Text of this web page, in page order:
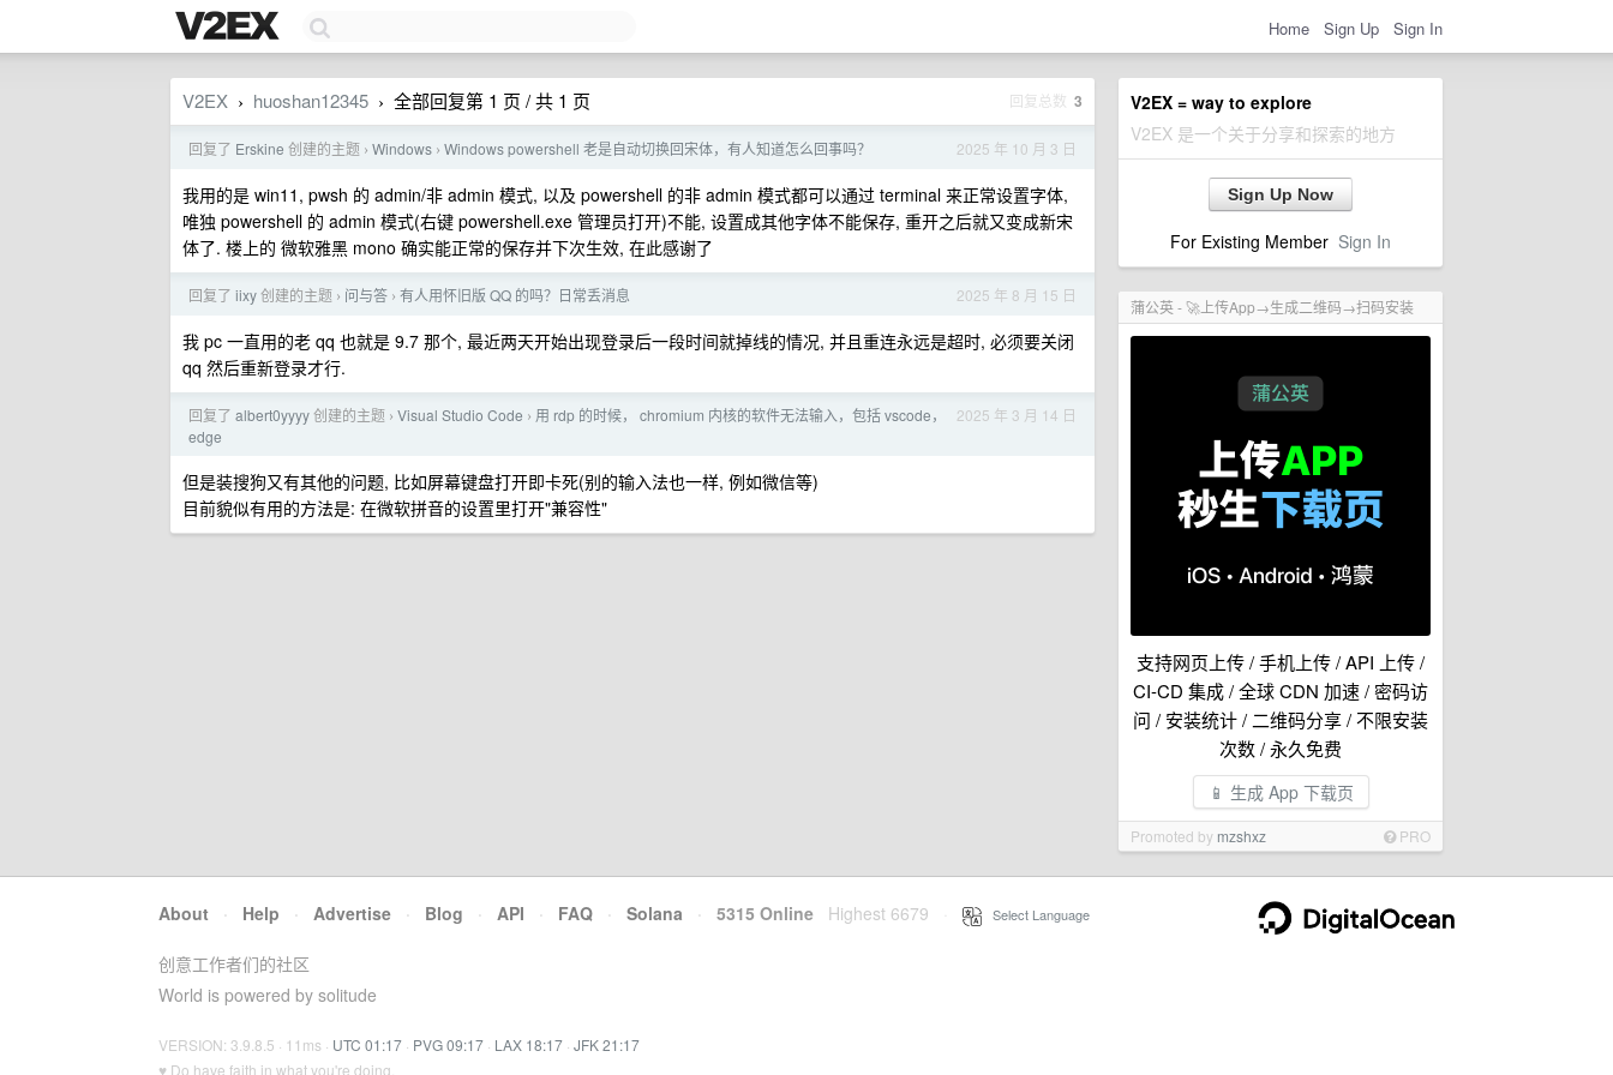
Home Sign Up Sign In
V2EX = way to explore
V2EX 是一个关于分享和探索的地方
Sign Up Now
For Existing Member Sign In
蒲公英 - 🚀上传App→生成二维码→扫码安装
支持网页上传 / 手机上传 / API 上传 /
CI-CD 集成 / 全球 CDN 加速 / 密码访
问 / 安装统计 / 二维码分享 / 不限安装
次数 / 永久免费
📱 生成 App 下载页
Promoted by mzshxz PRO
V2EX › huoshan12345 › 全部回复第 1 页 / 共 1 页 回复总数 3
2025 年 10 月 3 日
回复了 Erskine 创建的主题 › Windows › Windows powershell 老是自动切换回宋体，有人知道怎么回事吗？
我用的是 win11, pwsh 的 admin/非 admin 模式, 以及 powershell 的非 admin 模式都可以通过 terminal 来正常设置字体,
唯独 powershell 的 admin 模式(右键 powershell.exe 管理员打开)不能, 设置成其他字体不能保存, 重开之后就又变成新宋
体了. 楼上的 微软雅黑 mono 确实能正常的保存并下次生效, 在此感谢了
2025 年 8 月 15 日
回复了 iixy创建的主题 › 问与答 › 有人用怀旧版 QQ 的吗？日常丢消息
我 pc 一直用的老 qq 也就是 9.7 那个, 最近两天开始出现登录后一段时间就掉线的情况, 并且重连永远是超时, 必须要关闭
qq 然后重新登录才行.
2025 年 3 月 14 日
回复了 albert0yyyy创建的主题 › Visual Studio Code › 用 rdp 的时候， chromium 内核的软件无法输入，包括 vscode，
edge
但是装搜狗又有其他的问题, 比如屏幕键盘打开即卡死(别的输入法也一样, 例如微信等)
目前貌似有用的方法是: 在微软拼音的设置里打开"兼容性"
About · Help · Advertise · Blog · API · FAQ · Solana · 5315 Online Highest 6679 Select Language
创意工作者们的社区
World is powered by solitude
VERSION: 3.9.8.5 · 11ms · UTC 01:17 · PVG 09:17 · LAX 18:17 · JFK 21:17
♥ Do have faith in what you're doing.